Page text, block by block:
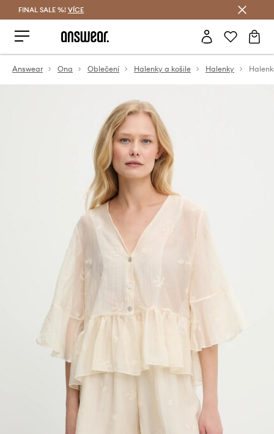
FINAL SALE %! VÍCE
Answear Ona Oblečení Halenky a košile Halenky